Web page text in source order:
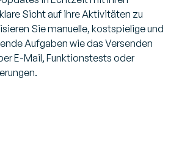
Sicht auf ihre Aktivitäten zu
Sie manuelle, kostspielige und
Aufgaben wie das Versenden
E-Mail, Funktionstests oder